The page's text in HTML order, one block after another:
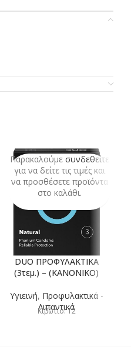
DUO ΠΡΟΦΥΛΑΚΤΙΚΑ
(3τεμ.) – (KANONIKO)
Υγιεινή, Προφυλακτικά -
Λιπαντικά
Κιβώτιο: 12
Παρακαλούμε συνδεθείτε
για να δείτε τις τιμές και
να προσθέσετε προϊόντα
στο καλάθι.